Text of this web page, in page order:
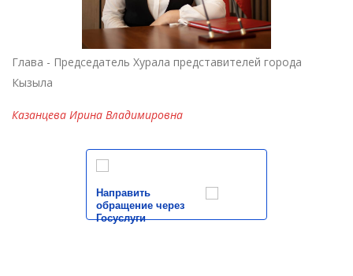
Глава - Председатель Хурала представителей города
Кызыла
Казанцева Ирина Владимировна
Направить
обращение через
Госуслуги